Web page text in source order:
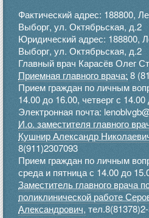
Фактический адрес: 188800,
Выборг, ул. Октябрьская, д.2
Юридический адрес: 188800,
Выборг, ул. Октябрьская, д.2
Главный врач Карасёв Олег
Приемная главного врача: 8
Прием граждан по личным
14.00 до 16.00, четверг с 14.00
Электронная почта:
И.о. заместителя главного
Кушнир Александр
8(911)2307093
Прием граждан по личным
среда и пятница с 14.00 до
Заместитель главного врача
поликлинической работе
Александрович,